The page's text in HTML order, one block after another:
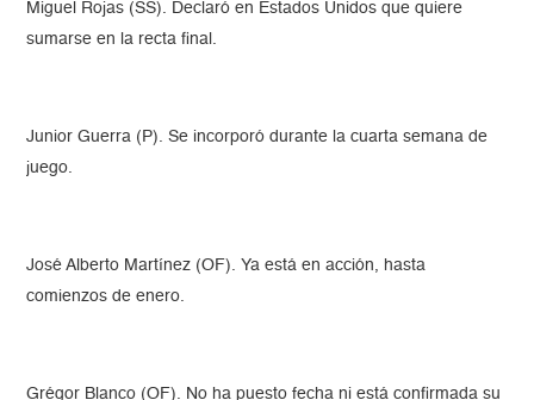
Miguel Rojas (SS). Declaró en Estados Unidos que quiere
sumarse en la recta final.
Junior Guerra (P). Se incorporó durante la cuarta semana de
juego.
José Alberto Martínez (OF). Ya está en acción, hasta
comienzos de enero.
Grégor Blanco (OF). No ha puesto fecha ni está confirmada su